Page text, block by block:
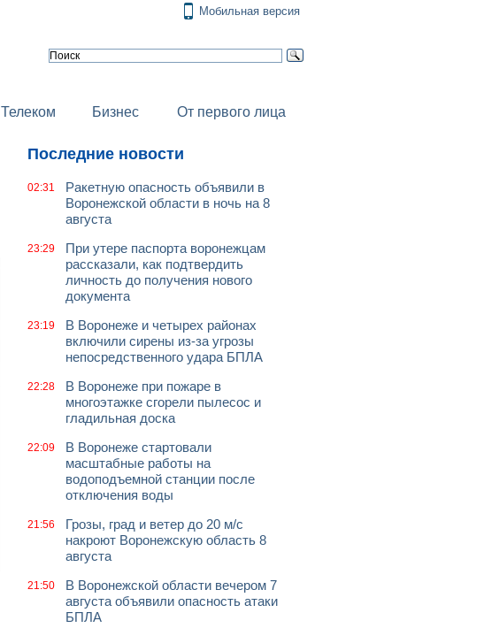
Мобильная версия
Телеком Бизнес От первого лица
Последние новости
02:31
Ракетную опасность объявили в
Воронежской области в ночь на 8
августа
23:29
При утере паспорта воронежцам
рассказали, как подтвердить
личность до получения нового
документа
23:19
В Воронеже и четырех районах
включили сирены из-за угрозы
непосредственного удара БПЛА
22:28
В Воронеже при пожаре в
многоэтажке сгорели пылесос и
гладильная доска
22:09
В Воронеже стартовали
масштабные работы на
водоподъемной станции после
отключения воды
21:56
Грозы, град и ветер до 20 м/с
накроют Воронежскую область 8
августа
21:50
В Воронежской области вечером 7
августа объявили опасность атаки
БПЛА